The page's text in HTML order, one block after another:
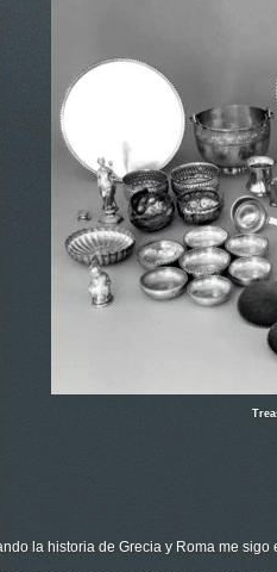
la historia de Grecia y Roma me